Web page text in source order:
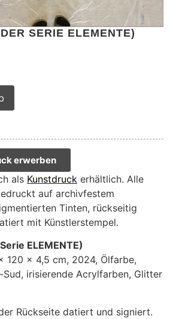
SERIE ELEMENTE)
erwerben
als Kunstdruck erhältlich. Alle
auf archivfestem
Tinten, rückseitig
mit Künstlerstempel.
ELEMENTE)
120 x 4,5 cm, 2024, Ölfarbe,
Sud, irisierende Acrylfarben, Glitter
Rückseite datiert und signiert.